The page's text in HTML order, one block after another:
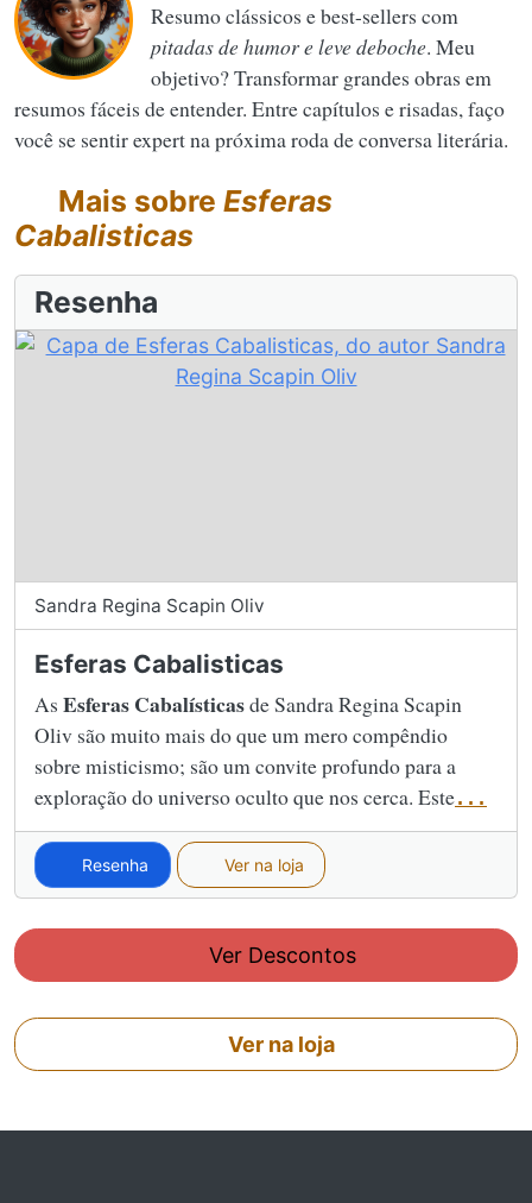
Resumo clássicos e best-sellers com
pitadas de humor e leve deboche. Meu
objetivo? Transformar grandes obras em
resumos fáceis de entender. Entre capítulos e risadas, faço
você se sentir expert na próxima roda de conversa literária.
Mais sobre Esferas
Cabalisticas
Resenha
Sandra Regina Scapin Oliv
Esferas Cabalisticas
As Esferas Cabalísticasde Sandra Regina Scapin
Oliv são muito mais do que um mero compêndio
sobre misticismo; são um convite profundo para a
exploração do universo oculto que nos cerca. Este...
Resenha Ver na loja
Ver Descontos
Ver na loja